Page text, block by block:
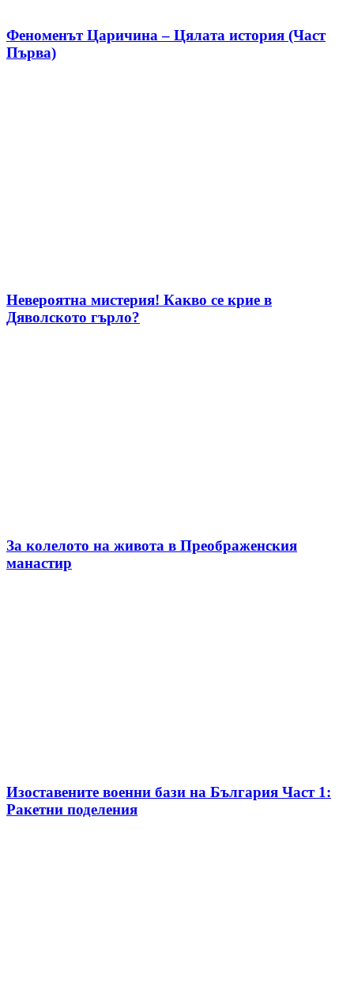
Феноменът Царичина – Цялата история (Част
Първа)
Невероятна мистерия! Какво се крие в
Дяволското гърло?
За колелото на живота в Преображенския
манастир
Изоставените военни бази на България Част 1:
Ракетни поделения